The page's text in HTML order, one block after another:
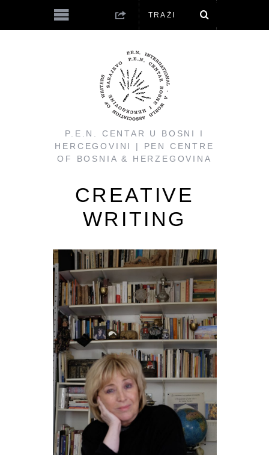
P.E.N. CENTAR U BOSNI I
HERCEGOVINI | PEN CENTRE
OF BOSNIA & HERZEGOVINA
CREATIVE
WRITING